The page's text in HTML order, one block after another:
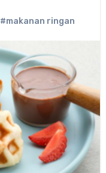
#makanan ringan